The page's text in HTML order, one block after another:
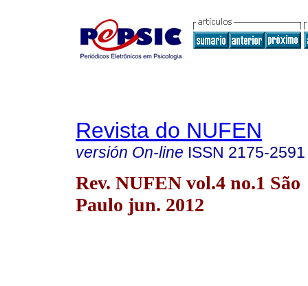
Revista do NUFEN
versión On-line ISSN 2175-2591
Rev. NUFEN vol.4 no.1 São
Paulo jun. 2012